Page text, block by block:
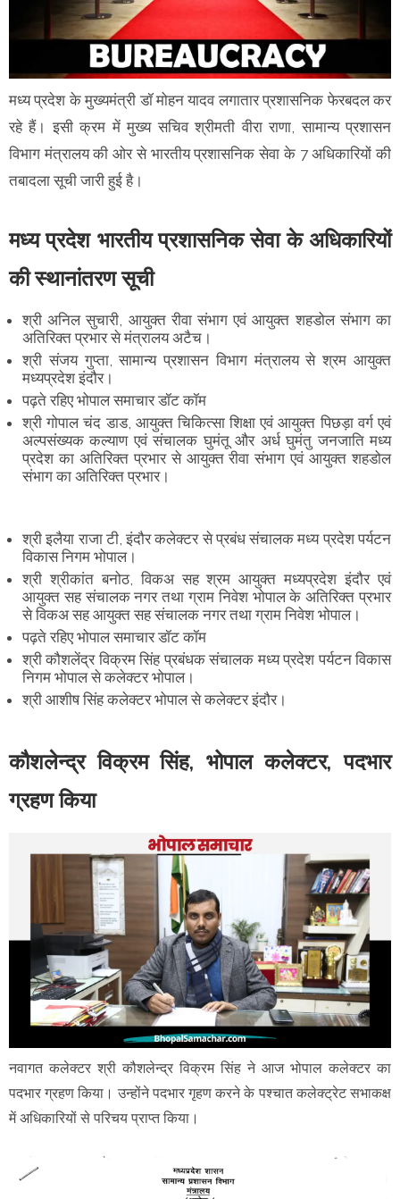
मध्य प्रदेश के मुख्यमंत्री डॉ मोहन यादव लगातार प्रशासनिक फेरबदल कर
रहे हैं। इसी क्रम में मुख्य सचिव श्रीमती वीरा राणा, सामान्य प्रशासन
विभाग मंत्रालय की ओर से भारतीय प्रशासनिक सेवा के 7 अधिकारियों की
तबादला सूची जारी हुई है।
मध्य प्रदेश भारतीय प्रशासनिक सेवा के अधिकारियों
की स्थानांतरण सूची
श्री अनिल सुचारी, आयुक्त रीवा संभाग एवं आयुक्त शहडोल संभाग का
अतिरिक्त प्रभार से मंत्रालय अटैच।
श्री संजय गुप्ता, सामान्य प्रशासन विभाग मंत्रालय से श्रम आयुक्त
मध्यप्रदेश इंदौर।
पढ़ते रहिए भोपाल समाचार डॉट कॉम
श्री गोपाल चंद डाड, आयुक्त चिकित्सा शिक्षा एवं आयुक्त पिछड़ा वर्ग एवं
अल्पसंख्यक कल्याण एवं संचालक घुमंतू और अर्ध घुमंतु जनजाति मध्य
प्रदेश का अतिरिक्त प्रभार से आयुक्त रीवा संभाग एवं आयुक्त शहडोल
संभाग का अतिरिक्त प्रभार।
श्री इलैया राजा टी, इंदौर कलेक्टर से प्रबंध संचालक मध्य प्रदेश पर्यटन
विकास निगम भोपाल।
श्री श्रीकांत बनोठ, विकअ सह श्रम आयुक्त मध्यप्रदेश इंदौर एवं
आयुक्त सह संचालक नगर तथा ग्राम निवेश भोपाल के अतिरिक्त प्रभार
से विकअ सह आयुक्त सह संचालक नगर तथा ग्राम निवेश भोपाल।
पढ़ते रहिए भोपाल समाचार डॉट कॉम
श्री कौशलेंद्र विक्रम सिंह प्रबंधक संचालक मध्य प्रदेश पर्यटन विकास
निगम भोपाल से कलेक्टर भोपाल।
श्री आशीष सिंह कलेक्टर भोपाल से कलेक्टर इंदौर।
कौशलेन्द्र विक्रम सिंह, भोपाल कलेक्टर, पदभार
ग्रहण किया
नवागत कलेक्टर श्री कौशलेन्द्र विक्रम सिंह ने आज भोपाल कलेक्टर का
पदभार ग्रहण किया। उन्होंने पदभार गृहण करने के पश्चात कलेक्ट्रेट सभाकक्ष
में अधिकारियों से परिचय प्राप्त किया।